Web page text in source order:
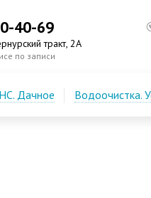
40-69
тракт, 2А
по записи
Дачное Водоочистка.